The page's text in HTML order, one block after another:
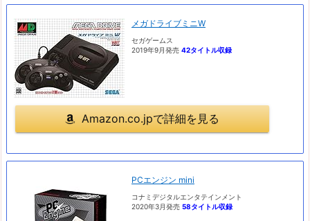
メガドライブミニW
セガゲームス
2019年9月発売 42タイトル収録
Amazon.co.jpで詳細を見る
PCエンジン mini
コナミデジタルエンタテインメント
2020年3月発売 58タイトル収録